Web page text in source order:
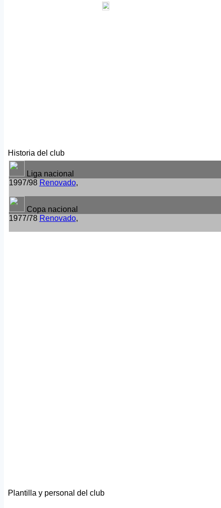
Historia del club
Liga nacional
1997/98 Renovado,
Copa nacional
1977/78 Renovado,
Plantilla y personal del club